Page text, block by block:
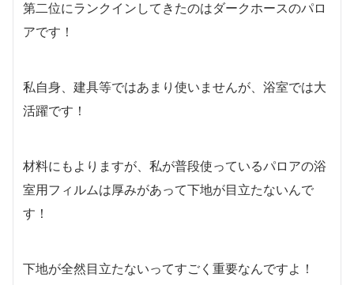
第二位にランクインしてきたのはダークホースのパロ
アです！
私自身、建具等ではあまり使いませんが、浴室では大
活躍です！
材料にもよりますが、私が普段使っているパロアの浴
室用フィルムは厚みがあって下地が目立たないんで
す！
下地が全然目立たないってすごく重要なんですよ！